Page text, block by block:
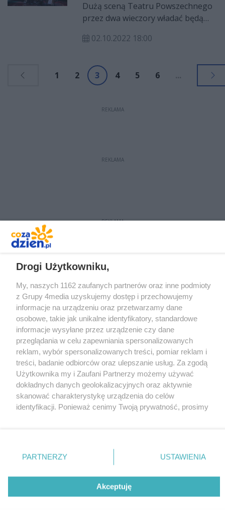
Dużą sceną Teatru Powszechnego
przez dwa wieczory władać będą
Kioto pokaże „Gracza” Fiodora
02.10.2022 18:00
1 2 3 4 5 6 ...
REKLAMA
REKLAMA
REKLAMA
Redakcja Reklama Prywatność
Praca Łódź
the:protocol
CMS portalu przygotowany przez
Drogi Użytkowniku,
My, naszych 1162 zaufanych partnerów oraz inne podmioty
z Grupy 4media uzyskujemy dostęp i przechowujemy
informacje na urządzeniu oraz przetwarzamy dane
osobowe, takie jak unikalne identyfikatory, standardowe
informacje wysyłane przez urządzenie czy dane
przeglądania w celu zapewniania spersonalizowanych
reklam, wybór spersonalizowanych treści, pomiar reklam i
treści, badanie odbiorców oraz ulepszanie usług. Za zgodą
Użytkownika my i Zaufani Partnerzy możemy używać
dokładnych danych geolokalizacyjnych oraz aktywnie
skanować charakterystykę urządzenia do celów
identyfikacji. Ponieważ cenimy Twoją prywatność, prosimy
znajdujący się w lewym dolnym rogu strony
rodzaje przetwarzania danych nie wymagają zgody
przetwarzaniu. Preferencje będą miały zastosowania tylko
na tej witrynie.
PARTNERZY USTAWIENIA
Akceptuję